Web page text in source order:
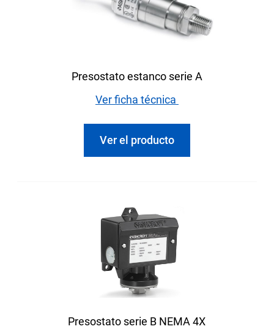
Presostato estanco serie A
Ver ficha técnica
Ver el producto
Presostato serie B NEMA 4X